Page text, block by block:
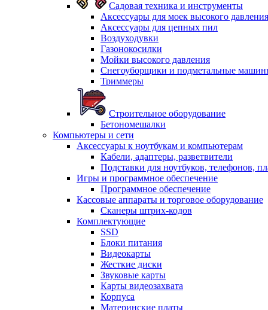
Садовая техника и инструменты
Аксессуары для моек высокого давления
Аксессуары для цепных пил
Воздуходувки
Газонокосилки
Мойки высокого давления
Снегоуборщики и подметальные
Триммеры
Строительное оборудование
Бетономешалки
Компьютеры и сети
Аксессуары к ноутбукам и компьютерам
Кабели, адаптеры, разветвители
Подставки для ноутбуков, телефонов,
Игры и программное обеспечение
Программное обеспечение
Кассовые аппараты и торговое оборудование
Сканеры штрих-кодов
Комплектующие
SSD
Блоки питания
Видеокарты
Жесткие диски
Звуковые карты
Карты видеозахвата
Корпуса
Материнские платы